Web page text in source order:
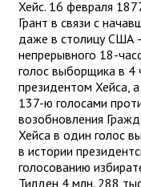
Хейс. 16 февраля
Грант в связи с
даже в столицу США
непрерывного 18-
голос выборщика в 4
президентом Хейса,
137-ю голосами
возобновления
Хейса в один голос
в истории
голосованию
Тилден 4 млн. 288